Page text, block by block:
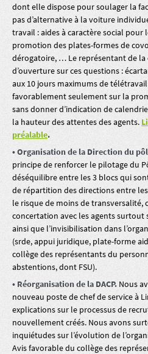
dont elle dispose pour soulager la
pas d’alternative à la voiture
travail : aides à caractère social
promotion des plates-formes de
dérogatoire, … Le représentant de la
d’ouverture sur ces questions :
aux 10 jours maximums de
favorablement seulement sur la
sans donner d’indication de
la hauteur des attentes des agents.
préalable.
• Organisation de la Direction du
principe de renforcer le pilotage du
déséquilibre entre les 3 blocs qui
de répartition des directions entre
le risque de moins de transversalité,
concertation avec les agents surtout
ainsi que l’invisibilisation dans
(srde, appui juridique, plate-forme
collège des représentants du
abstentions, dont FSU).
• Réorganisation de la DACP. Nous
nouveau poste de chef de service à
explications sur le processus de
nouvellement créés. Nous avons
inquiétudes sur l’évolution de
Avis favorable du collège des